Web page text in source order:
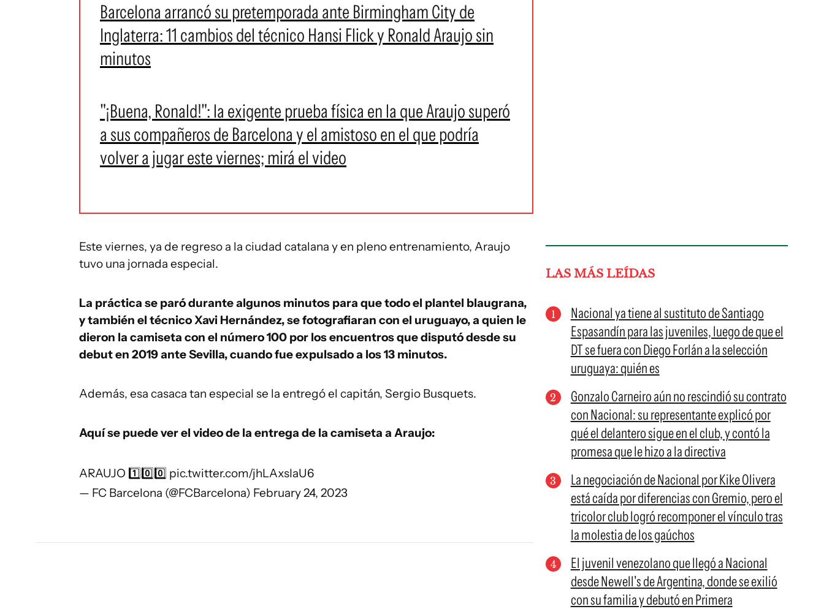
Barcelona arrancó su pretemporada ante Birmingham City de
Inglaterra: 11 cambios del técnico Hansi Flick y Ronald Araujo sin
minutos
"¡Buena, Ronald!": la exigente prueba física en la que Araujo superó
a sus compañeros de Barcelona y el amistoso en el que podría
volver a jugar este viernes; mirá el video
Este viernes, ya de regreso a la ciudad catalana y en pleno entrenamiento, Araujo
tuvo una jornada especial.
La práctica se paró durante algunos minutos para que todo el plantel blaugrana,
y también el técnico Xavi Hernández, se fotografiaran con el uruguayo, a quien le
dieron la camiseta con el número 100 por los encuentros que disputó desde su
debut en 2019 ante Sevilla, cuando fue expulsado a los 13 minutos.
Además, esa casaca tan especial se la entregó el capitán, Sergio Busquets.
Aquí se puede ver el video de la entrega de la camiseta a Araujo:
ARAUJO 1️⃣0️⃣0️⃣ pic.twitter.com/jhLAxsIaU6
— FC Barcelona (@FCBarcelona) February 24, 2023
LAS MÁS LEÍDAS
Nacional ya tiene al sustituto de Santiago
Espasandín para las juveniles, luego de que el
DT se fuera con Diego Forlán a la selección
uruguaya: quién es
Gonzalo Carneiro aún no rescindió su contrato
con Nacional: su representante explicó por
qué el delantero sigue en el club, y contó la
promesa que le hizo a la directiva
La negociación de Nacional por Kike Olivera
está caída por diferencias con Gremio, pero el
tricolor club logró recomponer el vínculo tras
la molestia de los gaúchos
El juvenil venezolano que llegó a Nacional
desde Newell's de Argentina, donde se exilió
con su familia y debutó en Primera